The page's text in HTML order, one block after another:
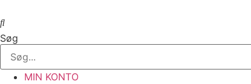
Søg
MIN KONTO